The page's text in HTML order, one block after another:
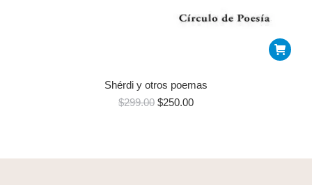
Shérdi y otros poemas
$299.00 $250.00